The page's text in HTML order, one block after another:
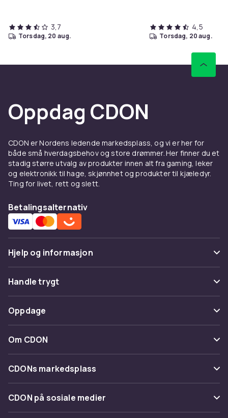
3,7
torsdag, 20 aug.
4,5
torsdag, 20 aug.
Oppdag CDON
CDON er Nordens ledende markedsplass, og vi er her for
både små hverdagsbehov og store drømmer. Her finner du et
stadig større utvalg av produkter innen alt fra gaming, leker
og elektronikk til hage, skjønnhet og produkter til kjæledyr.
Ting for livet, rett og slett.
Betalingsalternativ
Hjelp og informasjon
Vanlige spørsmål
Spor pakke
Angre & returner her
Kontakt oss
Handle trygt
Betaling
Levering
Tilbakekallinger
Oppdage
Kategorier
Varemerker
Om CDON
Om oss
Kundeanmeldelser
Jobbe på CDON
CDONs markedsplass
Merchant Help Center
CDON på sosiale medier